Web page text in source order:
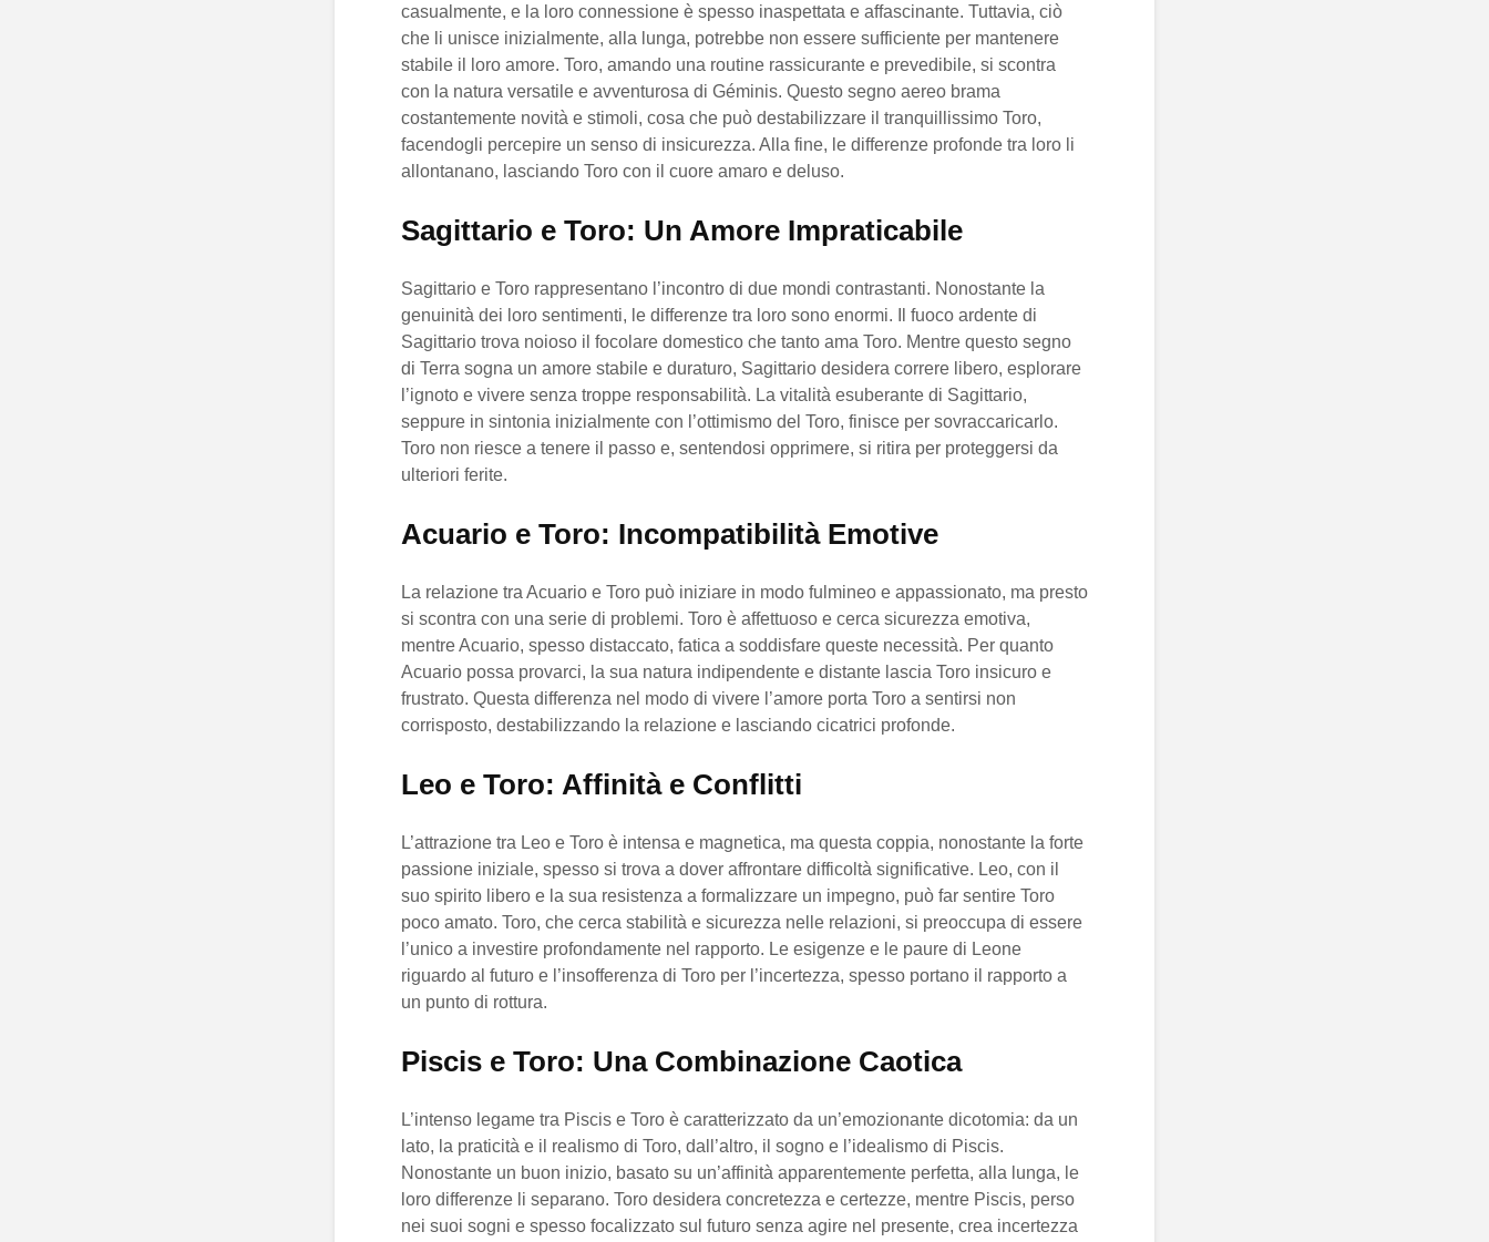
casualmente, e la loro connessione è spesso inaspettata e affascinante. Tuttavia, ciò
che li unisce inizialmente, alla lunga, potrebbe non essere sufficiente per mantenere
stabile il loro amore. Toro, amando una routine rassicurante e prevedibile, si scontra
con la natura versatile e avventurosa di Géminis. Questo segno aereo brama
costantemente novità e stimoli, cosa che può destabilizzare il tranquillissimo Toro,
facendogli percepire un senso di insicurezza. Alla fine, le differenze profonde tra loro li
allontanano, lasciando Toro con il cuore amaro e deluso.
Sagittario e Toro: Un Amore Impraticabile
Sagittario e Toro rappresentano l’incontro di due mondi contrastanti. Nonostante la
genuinità dei loro sentimenti, le differenze tra loro sono enormi. Il fuoco ardente di
Sagittario trova noioso il focolare domestico che tanto ama Toro. Mentre questo segno
di Terra sogna un amore stabile e duraturo, Sagittario desidera correre libero, esplorare
l’ignoto e vivere senza troppe responsabilità. La vitalità esuberante di Sagittario,
seppure in sintonia inizialmente con l’ottimismo del Toro, finisce per sovraccaricarlo.
Toro non riesce a tenere il passo e, sentendosi opprimere, si ritira per proteggersi da
ulteriori ferite.
Acuario e Toro: Incompatibilità Emotive
La relazione tra Acuario e Toro può iniziare in modo fulmineo e appassionato, ma presto
si scontra con una serie di problemi. Toro è affettuoso e cerca sicurezza emotiva,
mentre Acuario, spesso distaccato, fatica a soddisfare queste necessità. Per quanto
Acuario possa provarci, la sua natura indipendente e distante lascia Toro insicuro e
frustrato. Questa differenza nel modo di vivere l’amore porta Toro a sentirsi non
corrisposto, destabilizzando la relazione e lasciando cicatrici profonde.
Leo e Toro: Affinità e Conflitti
L’attrazione tra Leo e Toro è intensa e magnetica, ma questa coppia, nonostante la forte
passione iniziale, spesso si trova a dover affrontare difficoltà significative. Leo, con il
suo spirito libero e la sua resistenza a formalizzare un impegno, può far sentire Toro
poco amato. Toro, che cerca stabilità e sicurezza nelle relazioni, si preoccupa di essere
l’unico a investire profondamente nel rapporto. Le esigenze e le paure di Leone
riguardo al futuro e l’insofferenza di Toro per l’incertezza, spesso portano il rapporto a
un punto di rottura.
Piscis e Toro: Una Combinazione Caotica
L’intenso legame tra Piscis e Toro è caratterizzato da un’emozionante dicotomia: da un
lato, la praticità e il realismo di Toro, dall’altro, il sogno e l’idealismo di Piscis.
Nonostante un buon inizio, basato su un’affinità apparentemente perfetta, alla lunga, le
loro differenze li separano. Toro desidera concretezza e certezze, mentre Piscis, perso
nei suoi sogni e spesso focalizzato sul futuro senza agire nel presente, crea incertezza